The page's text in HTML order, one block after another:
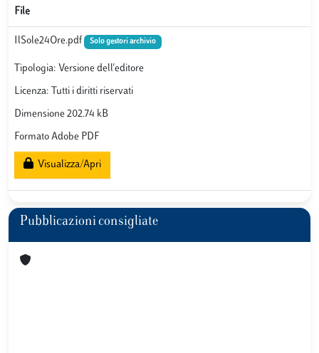
File
IlSole24Ore.pdf Solo gestori archivio
Tipologia: Versione dell'editore
Licenza: Tutti i diritti riservati
Dimensione 202.74 kB
Formato Adobe PDF
Visualizza/Apri
Pubblicazioni consigliate